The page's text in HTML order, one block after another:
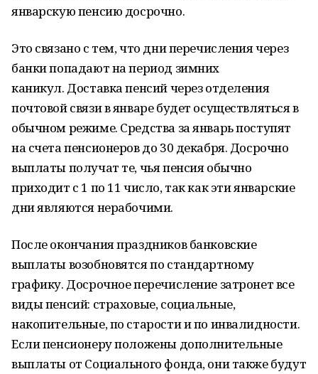
январскую пенсию досрочно.
Это связано с тем, что дни перечисления через
банки попадают на период зимних
каникул. Доставка пенсий через отделения
почтовой связи в январе будет осуществляться в
обычном режиме. Средства за январь поступят
на счета пенсионеров до 30 декабря. Досрочно
выплаты получат те, чья пенсия обычно
приходит с 1 по 11 число, так как эти январские
дни являются нерабочими.
После окончания праздников банковские
выплаты возобновятся по стандартному
графику. Досрочное перечисление затронет все
виды пенсий: страховые, социальные,
накопительные, по старости и по инвалидности.
Если пенсионеру положены дополнительные
выплаты от Социального фонда, они также будут